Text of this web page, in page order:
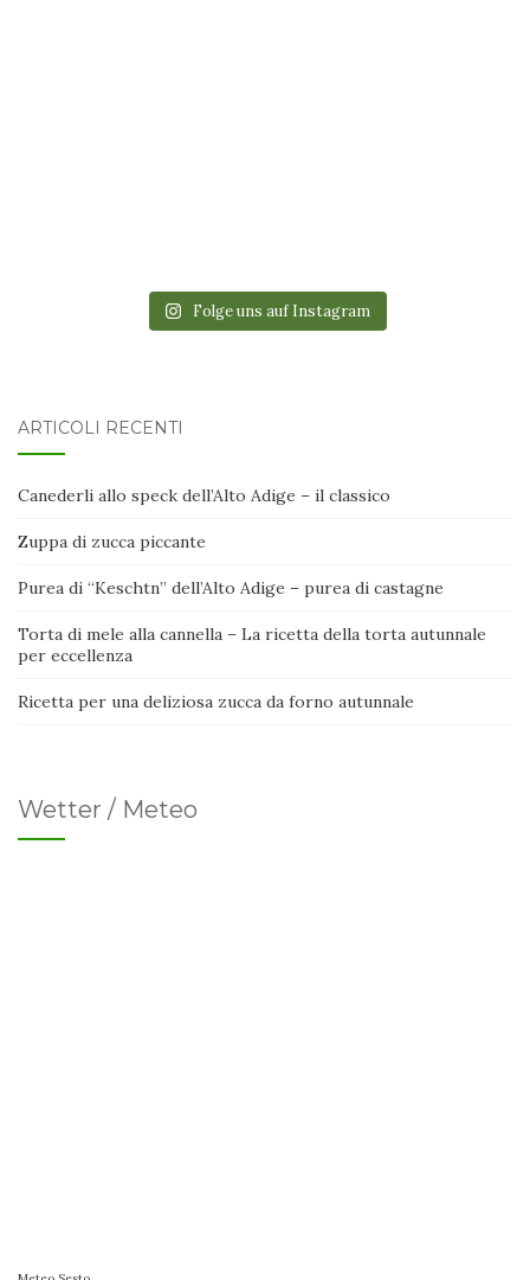
Folge uns auf Instagram
ARTICOLI RECENTI
Canederli allo speck dell’Alto Adige – il classico
Zuppa di zucca piccante
Purea di “Keschtn” dell’Alto Adige – purea di castagne
Torta di mele alla cannella – La ricetta della torta autunnale
per eccellenza
Ricetta per una deliziosa zucca da forno autunnale
Wetter / Meteo